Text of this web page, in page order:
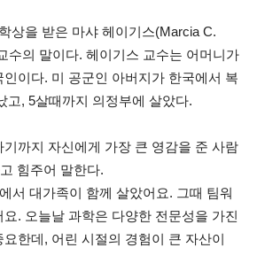
상을 받은 마샤 헤이기스(Marcia C.
수의 말이다. 헤이기스 교수는 어머니가
이다. 미 공군인 아버지가 한국에서 복
고, 5살때까지 의정부에 살았다.
기까지 자신에게 가장 큰 영감을 준 사람
힘주어 말한다.
서 대가족이 함께 살았어요. 그때 팀워
. 오늘날 과학은 다양한 전문성을 가진
한데, 어린 시절의 경험이 큰 자산이